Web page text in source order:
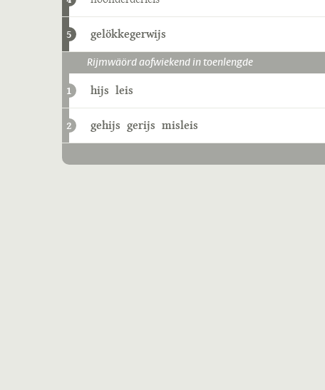
5 gelökkegerwijs
Rijmwäörd aofwiekend in toenlengde
1 hijs leis
2 gehijs gerijs misleis